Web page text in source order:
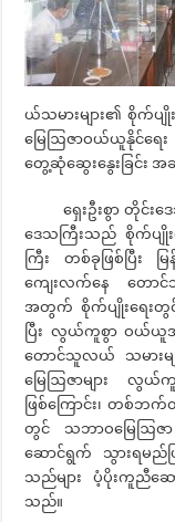
ယ်သမားများ၏ စိုက်ပျို
မြေဩဇာဝယ်ယူနိုင်ရေ
တွေ့ဆုံဆွေးနွေးခြင်း အ
ရှေးဦးစွာ တိုင်းဒေသ
ဒေသကြီးသည် စိုက်ပျိုး
ကြီး တစ်ခုဖြစ်ပြီး မ
ကျေးလက်နေ တောင်သူ
အတွက် စိုက်ပျိုးရေးတွ
ပြီး လွယ်ကူစွာ ဝယ်ယူအ
တောင်သူလယ် သမားမ
မြေဩဇာများ လွ
ဖြစ်ကြောင်း၊ တစ်ဘက်
တွင် သဘာဝမြေဩဇာ
ဆောင်ရွက် သွားရမည်
သည်များ ပံ့ပိုးကူညီဆော
သည်။